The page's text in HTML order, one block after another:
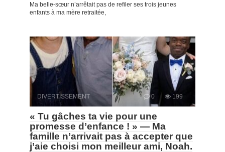
Ma belle-sœur n’arrêtait pas de refiler ses trois jeunes
enfants à ma mère retraitée,
DIVERTISSEMENT 0 199
« Tu gâches ta vie pour une
promesse d’enfance ! » — Ma
famille n’arrivait pas à accepter que
j’aie choisi mon meilleur ami, Noah.